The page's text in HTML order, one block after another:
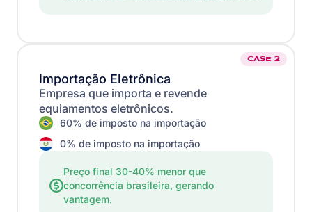
Importação Eletrônica
CASE 2
Empresa que importa e revende
equiamentos eletrônicos.
60% de imposto na importação
0% de imposto na importação
Preço final 30-40% menor que
concorrência brasileira, gerando
vantagem.